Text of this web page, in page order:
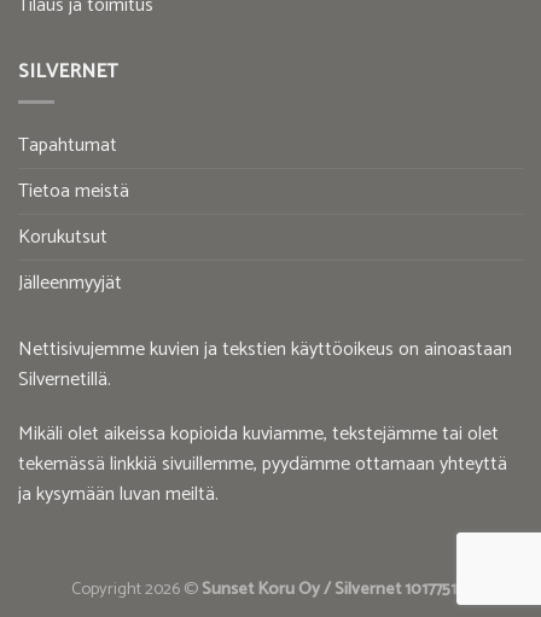
SILVERNET
Tapahtumat
Tietoa meistä
Korukutsut
Jälleenmyyjät
Nettisivujemme kuvien ja tekstien käyttöoikeus on ainoastaan
Silvernetillä.
Mikäli olet aikeissa kopioida kuviamme, tekstejämme tai olet
tekemässä linkkiä sivuillemme, pyydämme ottamaan yhteyttä
ja kysymään luvan meiltä.
Copyright 2026 ©Sunset Koru Oy / Silvernet 1017751-2